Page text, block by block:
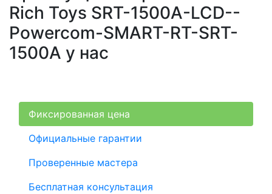
Rich Toys SRT-1500A-LCD--
Powercom-SMART-RT-SRT-
1500A у нас
Фиксированная цена
Официальные гарантии
Проверенные мастера
Бесплатная консультация